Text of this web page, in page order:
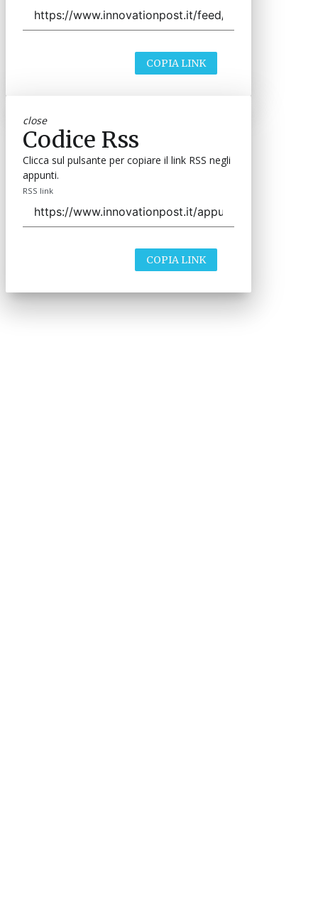
COPIA LINK
close
Codice Rss
Clicca sul pulsante per copiare il link RSS negli
appunti.
RSS link
COPIA LINK